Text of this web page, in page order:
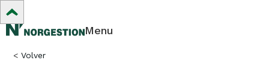
Menu
< Volver